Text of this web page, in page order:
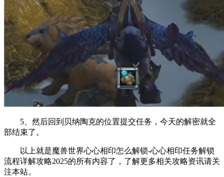
5、然后回到贝纳陶克的位置提交任务，今天的解密就全
部结束了。
以上就是魔兽世界心心相印怎么解锁-心心相印任务解锁
流程详解攻略2025的所有内容了，了解更多相关攻略资讯请关
注本站。